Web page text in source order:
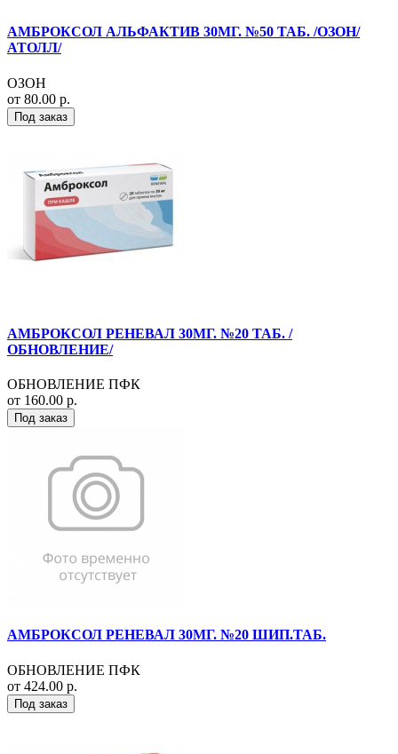
АМБРОКСОЛ АЛЬФАКТИВ 30МГ. №50 ТАБ. /ОЗОН/
АТОЛЛ/
ОЗОН
от 80.00 р.
Под заказ
АМБРОКСОЛ РЕНЕВАЛ 30МГ. №20 ТАБ. /
ОБНОВЛЕНИЕ/
ОБНОВЛЕНИЕ ПФК
от 160.00 р.
Под заказ
АМБРОКСОЛ РЕНЕВАЛ 30МГ. №20 ШИП.ТАБ.
ОБНОВЛЕНИЕ ПФК
от 424.00 р.
Под заказ